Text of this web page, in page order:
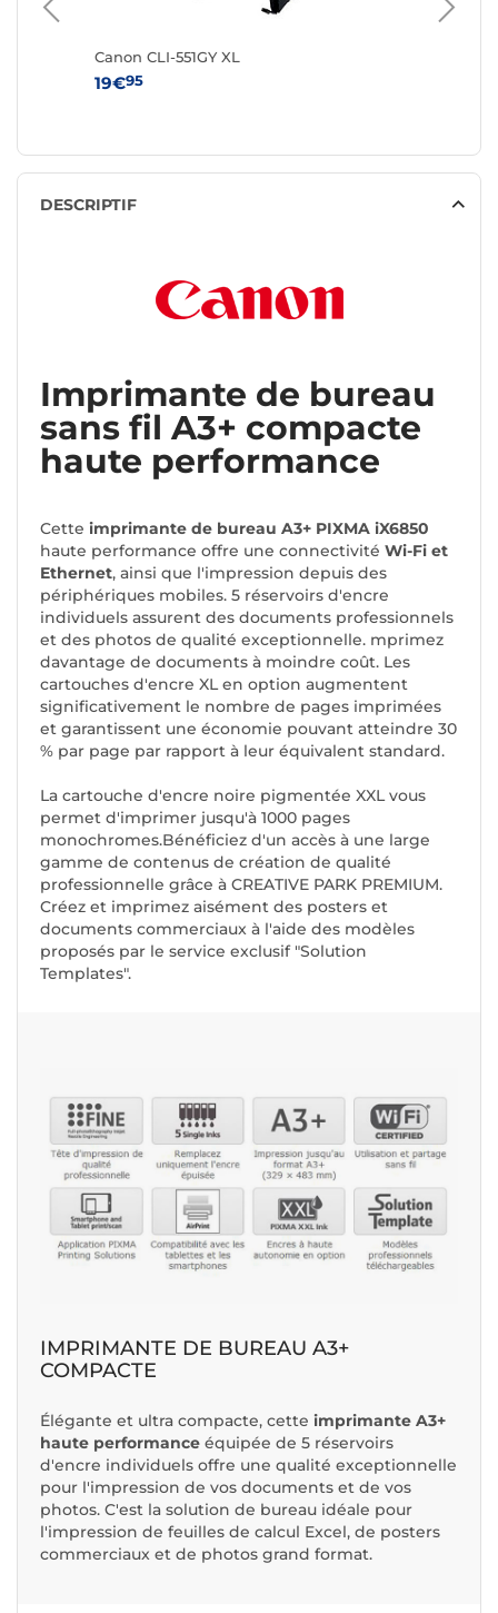
Canon CLI-551GY XL
19€95
DESCRIPTIF
Imprimante de bureau
sans fil A3+ compacte
haute performance
Cette imprimante de bureau A3+ PIXMA iX6850
haute performance offre une connectivité Wi-Fi et
Ethernet, ainsi que l'impression depuis des
périphériques mobiles. 5 réservoirs d'encre
individuels assurent des documents professionnels
et des photos de qualité exceptionnelle. mprimez
davantage de documents à moindre coût. Les
cartouches d'encre XL en option augmentent
significativement le nombre de pages imprimées
et garantissent une économie pouvant atteindre 30
% par page par rapport à leur équivalent standard.
La cartouche d'encre noire pigmentée XXL vous
permet d'imprimer jusqu'à 1000 pages
monochromes.Bénéficiez d'un accès à une large
gamme de contenus de création de qualité
professionnelle grâce à CREATIVE PARK PREMIUM.
Créez et imprimez aisément des posters et
documents commerciaux à l'aide des modèles
proposés par le service exclusif "Solution
Templates".
IMPRIMANTE DE BUREAU A3+
COMPACTE
Élégante et ultra compacte, cette imprimante A3+
haute performance équipée de 5 réservoirs
d'encre individuels offre une qualité exceptionnelle
pour l'impression de vos documents et de vos
photos. C'est la solution de bureau idéale pour
l'impression de feuilles de calcul Excel, de posters
commerciaux et de photos grand format.